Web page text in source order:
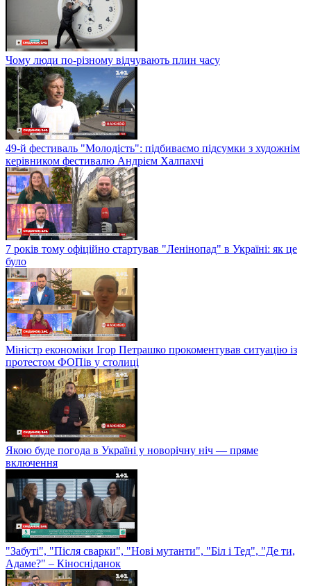
Чому люди по-різному відчувають плин часу
49-й фестиваль "Молодість": підбиваємо підсумки з художнім
керівником фестивалю Андрієм Халпахчі
7 років тому офіційно стартував "Ленінопад" в Україні: як це
було
Міністр економіки Ігор Петрашко прокоментував ситуацію із
протестом ФОПів у столиці
Якою буде погода в Україні у новорічну ніч — пряме
включення
"Забуті", "Після сварки", "Нові мутанти", "Біл і Тед", "Де ти,
Адаме?" – Кіносніданок